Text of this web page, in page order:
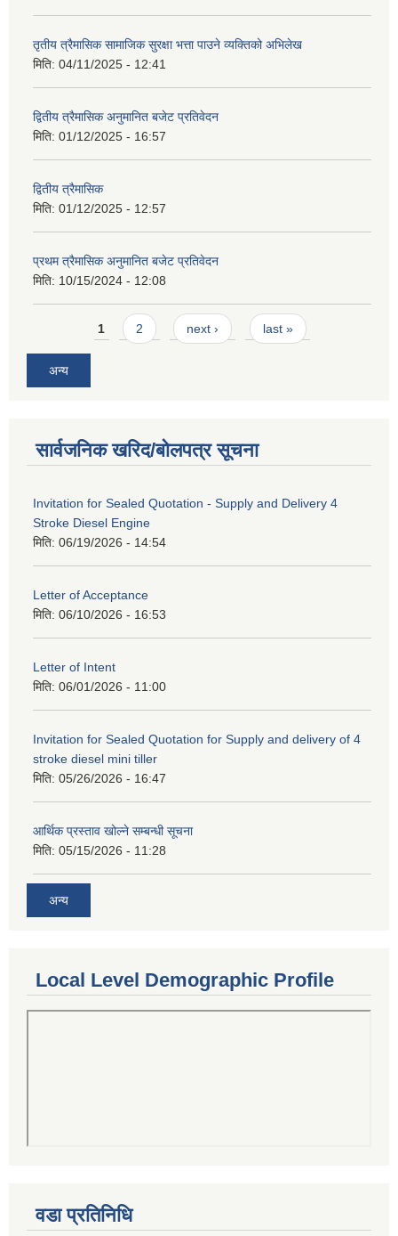
तृतीय त्रैमासिक सामाजिक सुरक्षा भत्ता पाउने व्यक्तिको अभिलेख
मिति: 04/11/2025 - 12:41
द्वितीय त्रैमासिक अनुमानित बजेट प्रतिवेदन
मिति: 01/12/2025 - 16:57
द्वितीय त्रैमासिक
मिति: 01/12/2025 - 12:57
प्रथम त्रैमासिक अनुमानित बजेट प्रतिवेदन
मिति: 10/15/2024 - 12:08
Pages1 2 next › last »
अन्य
सार्वजनिक खरिद/बोलपत्र सूचना
Invitation for Sealed Quotation - Supply and Delivery 4
Stroke Diesel Engine
मिति: 06/19/2026 - 14:54
Letter of Acceptance
मिति: 06/10/2026 - 16:53
Letter of Intent
मिति: 06/01/2026 - 11:00
Invitation for Sealed Quotation for Supply and delivery of 4
stroke diesel mini tiller
मिति: 05/26/2026 - 16:47
आर्थिक प्रस्ताव खोल्ने सम्बन्धी सूचना
मिति: 05/15/2026 - 11:28
अन्य
Local Level Demographic Profile
वडा प्रतिनिधि